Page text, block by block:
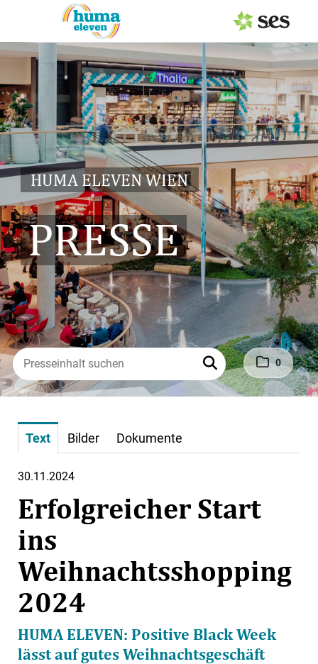
0
HUMA ELEVEN WIEN
PRESSE
PRESSEAUSSENDUNGEN
Center & Marken
Services
Events
MEDIAGALERIE
PRESSEKONTAKT
Text Bilder Dokumente
30.11.2024
Erfolgreicher Start
ins
Weihnachtsshopping
2024
HUMA ELEVEN: Positive Black Week
lässt auf gutes Weihnachtsgeschäft